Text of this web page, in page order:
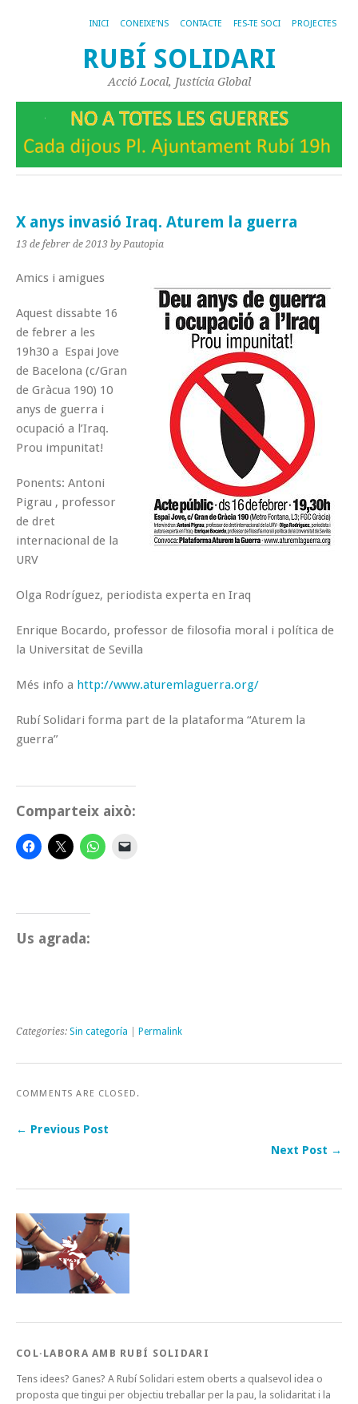
INICI CONEIXE’NS CONTACTE FES-TE SOCI PROJECTES
RUBÍ SOLIDARI
Acció Local, Justícia Global
X anys invasió Iraq. Aturem la guerra
13 de febrer de 2013 by Pautopia
Amics i amigues
Aquest dissabte 16
de febrer a les
19h30 a Espai Jove
de Bacelona (c/Gran
de Gràcua 190) 10
anys de guerra i
ocupació a l’Iraq.
Prou impunitat!
Ponents: Antoni
Pigrau , professor
de dret
internacional de la
URV
Olga Rodríguez, periodista experta en Iraq
Enrique Bocardo, professor de filosofia moral i política de
la Universitat de Sevilla
Més info a http://www.aturemlaguerra.org/
Rubí Solidari forma part de la plataforma “Aturem la
guerra”
Comparteix això:
Us agrada:
Categories: Sin categoría Permalink
COMMENTS ARE CLOSED.
← Previous Post
Next Post →
COL·LABORA AMB RUBÍ SOLIDARI
Tens idees? Ganes? A Rubí Solidari estem oberts a qualsevol idea o
proposta que tingui per objectiu treballar per la pau, la solidaritat i la